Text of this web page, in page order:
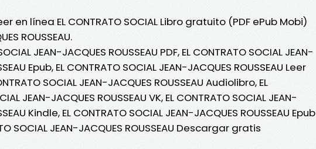
en línea EL CONTRATO SOCIAL Libro gratuito (PDF ePub Mobi)
ROUSSEAU.
JEAN-JACQUES ROUSSEAU PDF, EL CONTRATO SOCIAL JEAN-
Epub, EL CONTRATO SOCIAL JEAN-JACQUES ROUSSEAU Leer
SOCIAL JEAN-JACQUES ROUSSEAU Audiolibro, EL
JEAN-JACQUES ROUSSEAU VK, EL CONTRATO SOCIAL JEAN-
Kindle, EL CONTRATO SOCIAL JEAN-JACQUES ROUSSEAU Epub
SOCIAL JEAN-JACQUES ROUSSEAU Descargar gratis